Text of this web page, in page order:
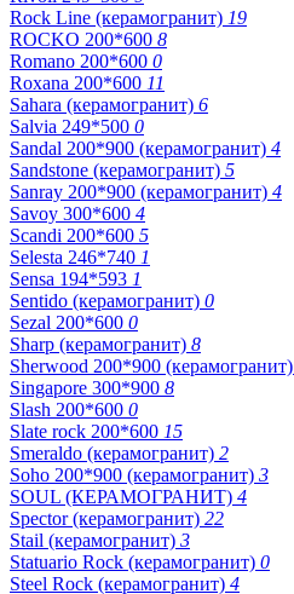
Rock Line (керамогранит) 19
ROCKO 200*600 8
Romano 200*600 0
Roxana 200*600 11
Sahara (керамогранит) 6
Salvia 249*500 0
Sandal 200*900 (керамогранит) 4
Sandstone (керамогранит) 5
Sanray 200*900 (керамогранит) 4
Savoy 300*600 4
Scandi 200*600 5
Selesta 246*740 1
Sensa 194*593 1
Sentido (керамогранит) 0
Sezal 200*600 0
Sharp (керамогранит) 8
Sherwood 200*900 (керамогранит)
Singapore 300*900 8
Slash 200*600 0
Slate rock 200*600 15
Smeraldo (керамогранит) 2
Soho 200*900 (керамогранит) 3
SOUL (КЕРАМОГРАНИТ) 4
Spector (керамогранит) 22
Stail (керамогранит) 3
Statuario Rock (керамогранит) 0
Steel Rock (керамогранит) 4